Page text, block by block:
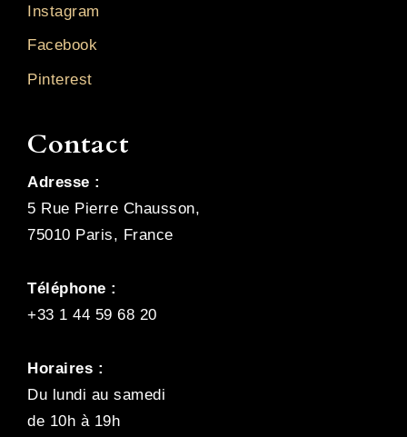
Instagram
Facebook
Pinterest
Contact
Adresse :
5 Rue Pierre Chausson,
75010 Paris, France
Téléphone :
+33 1 44 59 68 20
Horaires :
Du lundi au samedi
de 10h à 19h